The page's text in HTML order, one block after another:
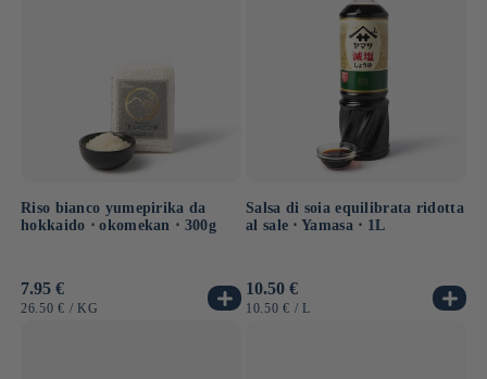
Riso bianco yumepirika da
hokkaido ⋅ okomekan ⋅ 300g
Prezzo
di
7.95 €
PREZZO
26.50 € / PER
KG
Salsa di soia equilibrata ridotta
al sale ⋅ Yamasa ⋅ 1L
Prezzo
di
10.50 €
PREZZO
10.50 € / PER
L